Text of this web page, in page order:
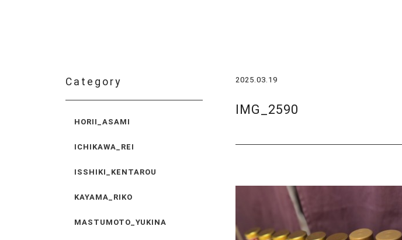
2025.03.19
IMG_2590
Category
HORII_ASAMI
ICHIKAWA_REI
ISSHIKI_KENTAROU
KAYAMA_RIKO
MASTUMOTO_YUKINA